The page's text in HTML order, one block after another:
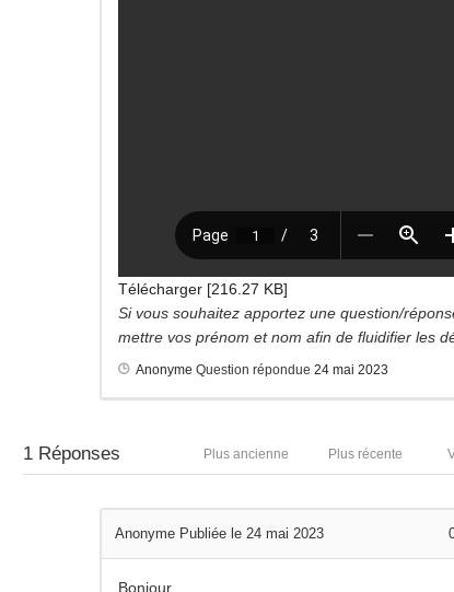
Télécharger [216.27 KB]
Si vous souhaitez apportez une question/
mettre vos prénom et nom afin de fluidifier les
Anonyme Question répondue 24 mai 2023
1 Réponses Plus récente
Plus ancienne
Anonyme Publiée le 24 mai 2023
Bonjour,